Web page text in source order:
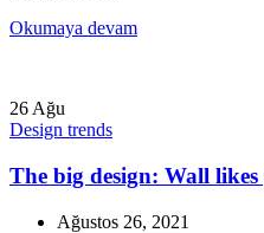
Okumaya devam
26 Ağu
Design trends
The big design: Wall likes
Ağustos 26, 2021